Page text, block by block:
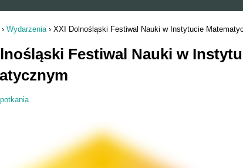
› Wydarzenia› XXI Dolnośląski Festiwal Nauki w Instytucie
Festiwal Nauki w